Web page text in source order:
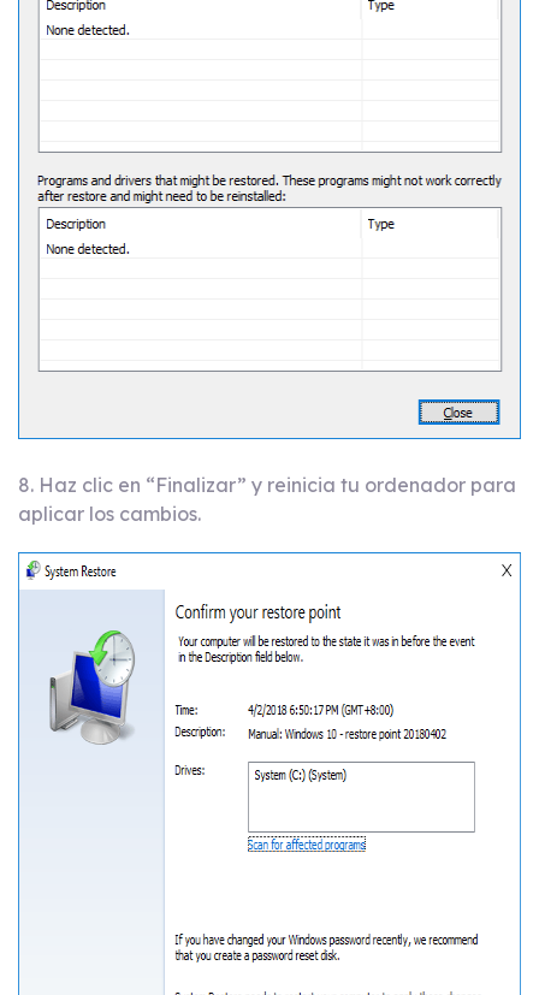
8. Haz clic en “Finalizar” y reinicia tu ordenador para
aplicar los cambios.